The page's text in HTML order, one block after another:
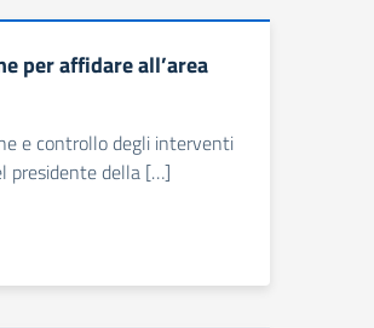
per affidare all’area
e controllo degli interventi
presidente della […]